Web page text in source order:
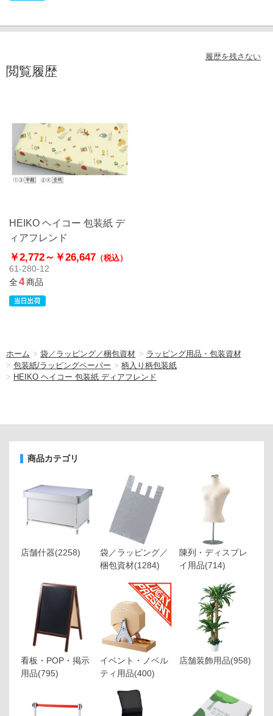
履歴を残さない
閲覧履歴
HEIKO ヘイコー 包装紙 デ
ィアフレンド
￥2,772～ ￥26,647 （税込）
61-280-12
全4商品
ホーム >袋／ラッピング／梱包資材 > ラッピング用品・包装資材
> 包装紙/ラッピングペーパー >柄入り柄包装紙
> HEIKO ヘイコー 包装紙 ディアフレンド
商品カテゴリ
店舗什器(2258)
袋／ラッピング／
梱包資材(1284)
陳列・ディスプレ
イ用品(714)
看板・POP・掲示
用品(795)
イベント・ノベル
ティ用品(400)
店舗装飾用品(958)